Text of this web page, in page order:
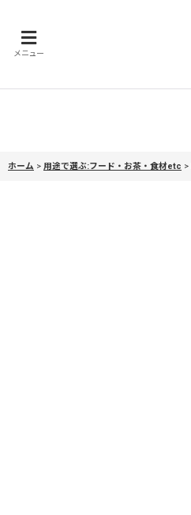
メニュー
ホーム > 用途で選ぶ:フード・お茶・食材etc >